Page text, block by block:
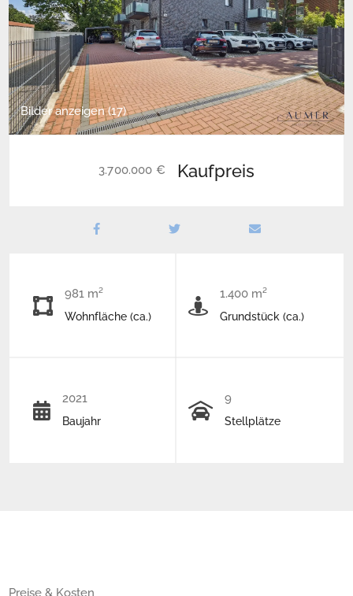
Bilder anzeigen (17)
3.700.000 € Kaufpreis
981 m²
Wohnfläche (ca.)
1.400 m²
Grundstück (ca.)
2021
Baujahr
9
Stellplätze
Preise & Kosten